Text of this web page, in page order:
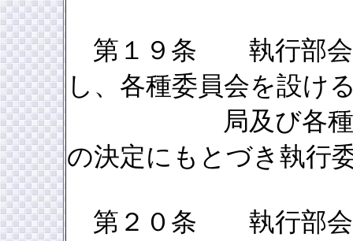
第１９条 執行部会
し、各種委員会を設け
局及び各種委員
の決定にもとづき執行
第２０条 執行部会